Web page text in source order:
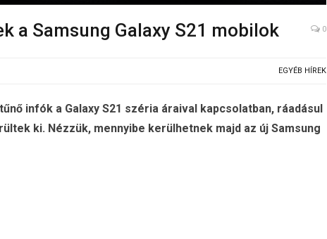
a Samsung Galaxy S21 mobilok 0
EGYÉB HÍREK
infók a Galaxy S21 széria áraival kapcsolatban, ráadásul
ki. Nézzük, mennyibe kerülhetnek majd az új Samsung